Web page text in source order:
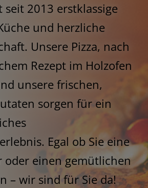
seit 2013 erstklassige
und herzliche
Unsere Pizza, nach
Rezept im Holzofen
unsere frischen,
sorgen für ein
Egal ob Sie eine
oder einen gemütlichen
– wir sind für Sie da!